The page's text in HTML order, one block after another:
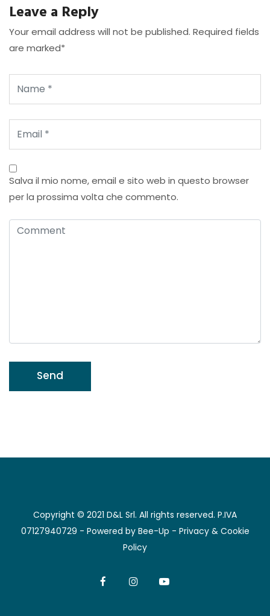
Leave a Reply
Your email address will not be published. Required fields
are marked*
Salva il mio nome, email e sito web in questo browser
per la prossima volta che commento.
Copyright © 2021 D&L Srl. All rights reserved. P.IVA
07127940729 - Powered by Bee-Up - Privacy & Cookie
Policy